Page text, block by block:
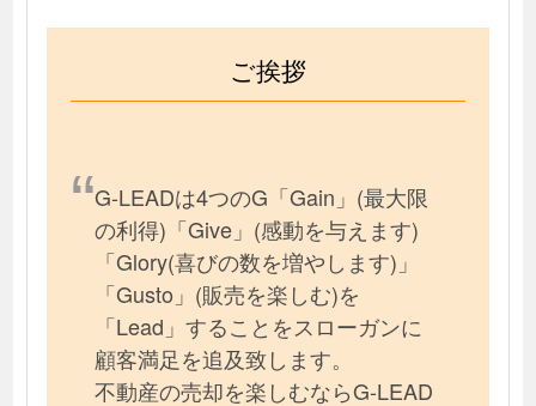
ご挨拶
G-LEADは4つのG「Gain」(最大限
の利得)「Give」(感動を与えます)
「Glory(喜びの数を増やします)」
「Gusto」(販売を楽しむ)を
「Lead」することをスローガンに
顧客満足を追及致します。
不動産の売却を楽しむならG-LEAD